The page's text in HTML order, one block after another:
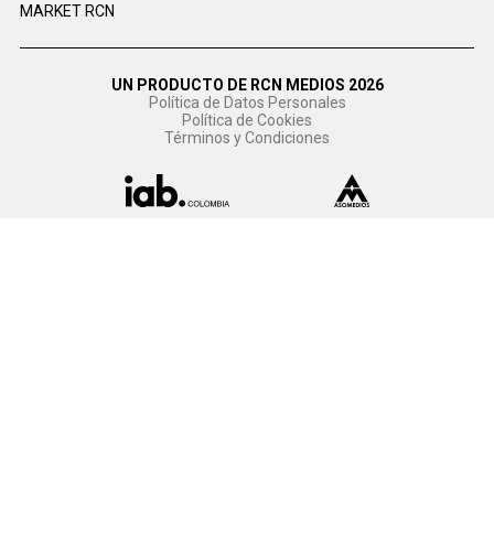
MARKET RCN
UN PRODUCTO DE RCN MEDIOS 2026
Política de Datos Personales
Política de Cookies
Términos y Condiciones